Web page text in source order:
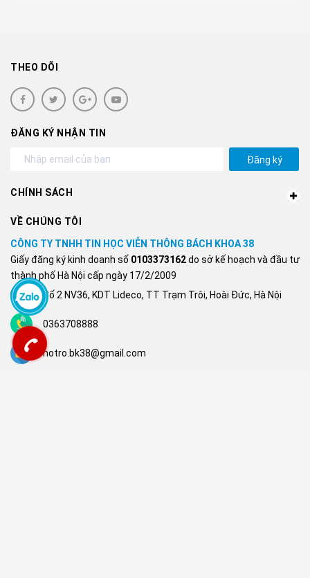
THEO DÕI
ĐĂNG KÝ NHẬN TIN
Đăng ký
CHÍNH SÁCH
VỀ CHÚNG TÔI
CÔNG TY TNHH TIN HỌC VIỄN THÔNG BÁCH KHOA 38
Giấy đăng ký kinh doanh số 0103373162do sở kế hoạch và đầu tư
thành phố Hà Nội cấp ngày 17/2/2009
Số 2 NV36, KDT Lideco, TT Trạm Trôi, Hoài Đức, Hà Nội
0363708888
hotro.bk38@gmail.com